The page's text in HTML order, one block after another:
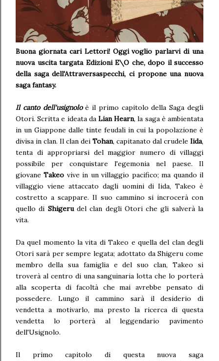
Buona giornata cari Lettori! Oggi voglio parlarvi di una
nuova uscita targata Edizioni E\O che, dopo il successo
della saga dell'Attraversaspecchi, ci propone una nuova
saga fantasy.
Il canto dell'usignoloè il primo capitolo della Saga degli
Otori. Scritta e ideata da Lian Hearn, la saga è ambientata
in un Giappone dalle tinte feudali in cui la popolazione è
divisa in clan. Il clan dei Tohan, capitanato dal crudele Iida,
tenta di appropriarsi del maggior numero di villaggi
possibile per conquistare l'egemonia nel paese. Il
giovaneTakeo vive in un villaggio pacifico; ma quando il
villaggio viene attaccato dagli uomini di Iida, Takeo è
costretto a scappare. Il suo cammino si incrocerà con
quello di Shigeru del clan degli Otori che gli salverà la
vita.
Da quel momento la vita di Takeo e quella del clan degli
Otori sarà per sempre legata; adottato da Shigeru come
membro della sua famiglia e del suo clan, Takeo si
troverà al centro di una sanguinaria lotta che lo porterà
alla scoperta di facoltà che mai avrebbe pensato di
possedere. Lungo il cammino sarà il desiderio di
vendetta a motivarlo, ma presto la ricerca di questa
vendetta lo porterà al leggendario pavimento
dell'Usignolo.
Il primo capitolo di questa nuova saga